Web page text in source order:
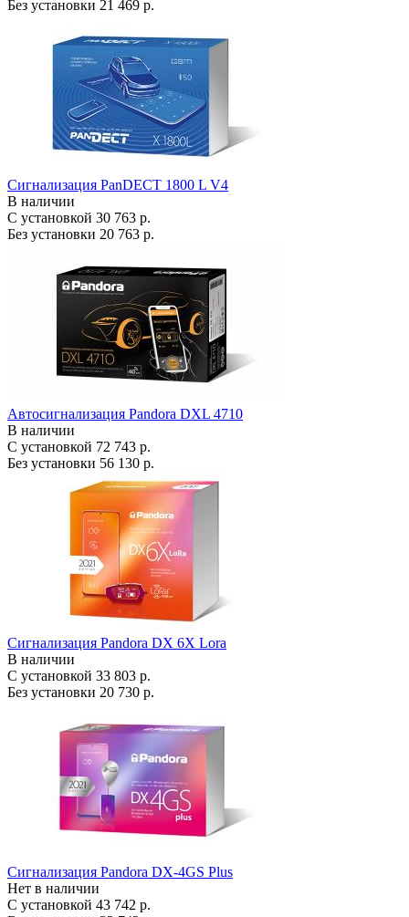
Без установки 21 469 р.
Сигнализация PanDECT 1800 L V4
В наличии
С установкой 30 763 р.
Без установки 20 763 р.
Автосигнализация Pandora DXL 4710
В наличии
С установкой 72 743 р.
Без установки 56 130 р.
Сигнализация Pandora DX 6X Lora
В наличии
С установкой 33 803 р.
Без установки 20 730 р.
Сигнализация Pandora DX-4GS Plus
Нет в наличии
С установкой 43 742 р.